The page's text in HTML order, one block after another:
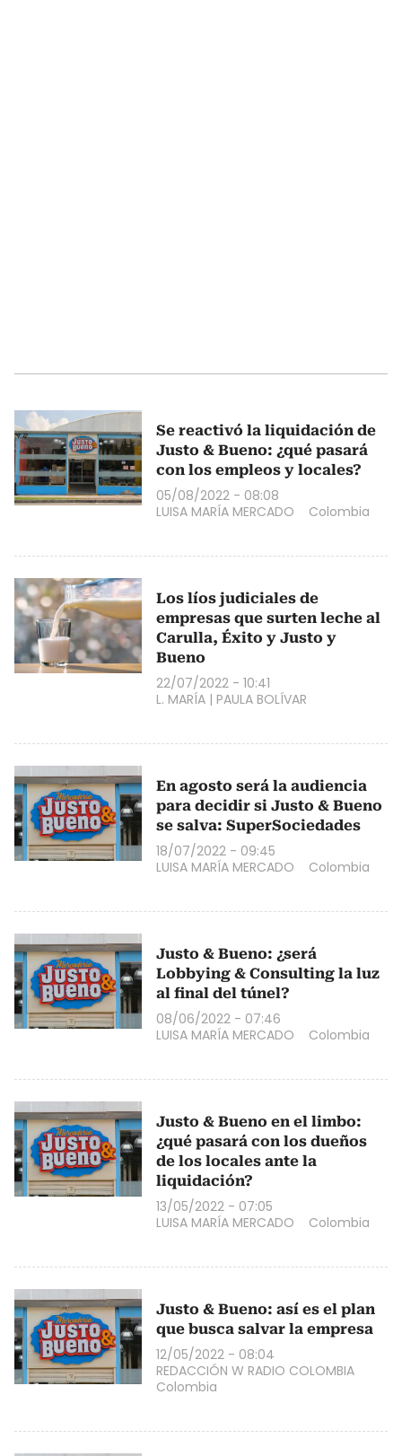
Se reactivó la liquidación de
Justo & Bueno: ¿qué pasará
con los empleos y locales?
05/08/2022 - 08:08
LUISA MARÍA MERCADO
Colombia
Los líos judiciales de
empresas que surten leche al
Carulla, Éxito y Justo y
Bueno
22/07/2022 - 10:41
L. MARÍA | PAULA BOLÍVAR
En agosto será la audiencia
para decidir si Justo & Bueno
se salva: SuperSociedades
18/07/2022 - 09:45
LUISA MARÍA MERCADO
Colombia
Justo & Bueno: ¿será
Lobbying & Consulting la luz
al final del túnel?
08/06/2022 - 07:46
LUISA MARÍA MERCADO
Colombia
Justo & Bueno en el limbo:
¿qué pasará con los dueños
de los locales ante la
liquidación?
13/05/2022 - 07:05
LUISA MARÍA MERCADO
Colombia
Justo & Bueno: así es el plan
que busca salvar la empresa
12/05/2022 - 08:04
REDACCIÓN W RADIO COLOMBIA
Colombia